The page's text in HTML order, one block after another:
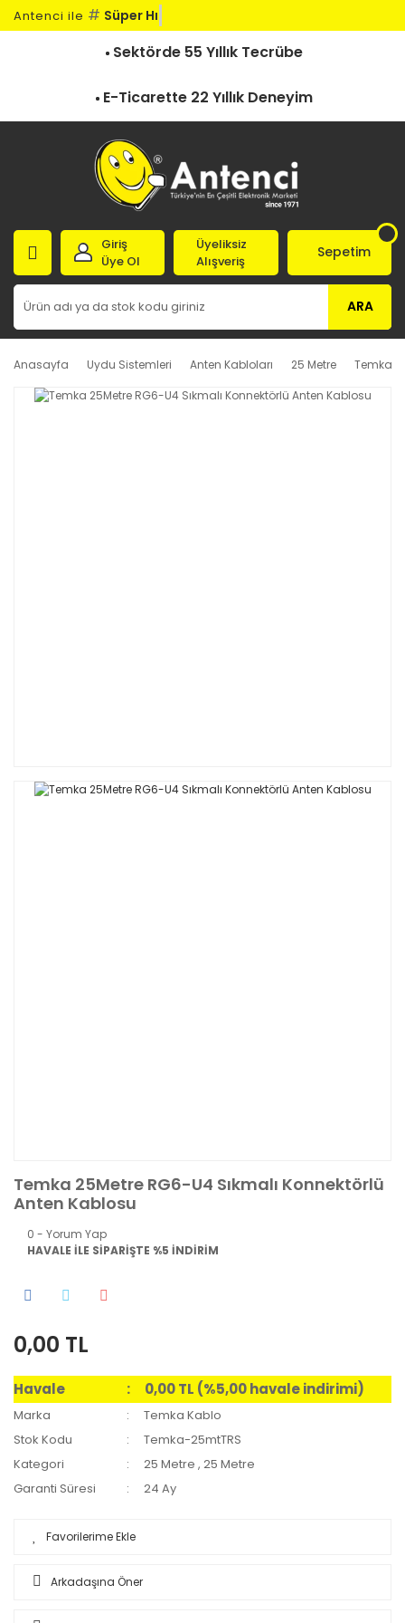
Antenci ile # Süper Hızl
Sektörde 55 Yıllık Tecrübe
E-Ticarette 22 Yıllık Deneyim
ARA
Giriş
Üye Ol
Üyeliksiz
Alışveriş
Sepetim
Anasayfa Uydu Sistemleri Anten Kabloları 25 Metre Temka
Temka 25Metre RG6-U4 Sıkmalı Konnektörlü
Anten Kablosu
0 - Yorum Yap
HAVALE İLE SİPARİŞTE %5 İNDİRİM
0,00 TL
Havale 0,00 TL (%5,00 havale indirimi)
Marka
Temka Kablo
Stok Kodu
Temka-25mtTRS
Kategori
25 Metre ,25 Metre
Garanti Süresi
24 Ay
Arkadaşına Öner